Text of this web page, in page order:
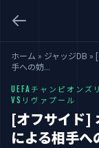
ホーム » ジャッジDB »
手への妨...
UEFAチャンピオン
VSリヴァプール
[オフサイド]
による相手